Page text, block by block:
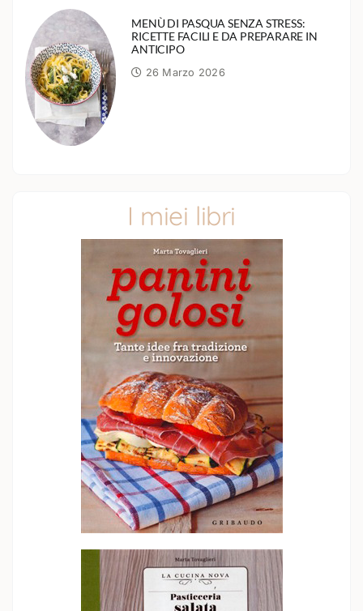
MENÙ DI PASQUA SENZA STRESS:
RICETTE FACILI E DA PREPARARE IN
ANTICIPO
26 Marzo 2026
I miei libri